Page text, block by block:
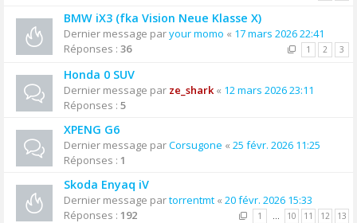
BMW iX3 (fka Vision Neue Klasse X)
Dernier message paryour momo « 17 mars 2026 22:41
Réponses : 36 1 2 3
Honda 0 SUV
Dernier message par ze_shark« 12 mars 2026 23:11
Réponses : 5
XPENG G6
Dernier message parCorsugone « 25 févr. 2026 11:25
Réponses : 1
Skoda Enyaq iV
Dernier message partorrentmt « 20 févr. 2026 15:33
Réponses : 192 1 … 10 11 12 13